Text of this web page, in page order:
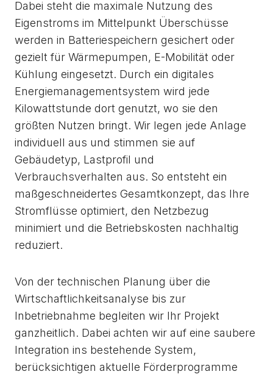
Dabei steht die maximale Nutzung des
Eigenstroms im Mittelpunkt Überschüsse
werden in Batteriespeichern gesichert oder
gezielt für Wärmepumpen, E-Mobilität oder
Kühlung eingesetzt. Durch ein digitales
Energiemanagementsystem wird jede
Kilowattstunde dort genutzt, wo sie den
größten Nutzen bringt. Wir legen jede Anlage
individuell aus und stimmen sie auf
Gebäudetyp, Lastprofil und
Verbrauchsverhalten aus. So entsteht ein
maßgeschneidertes Gesamtkonzept, das Ihre
Stromflüsse optimiert, den Netzbezug
minimiert und die Betriebskosten nachhaltig
reduziert.
Von der technischen Planung über die
Wirtschaftlichkeitsanalyse bis zur
Inbetriebnahme begleiten wir Ihr Projekt
ganzheitlich. Dabei achten wir auf eine saubere
Integration ins bestehende System,
berücksichtigen aktuelle Förderprogramme